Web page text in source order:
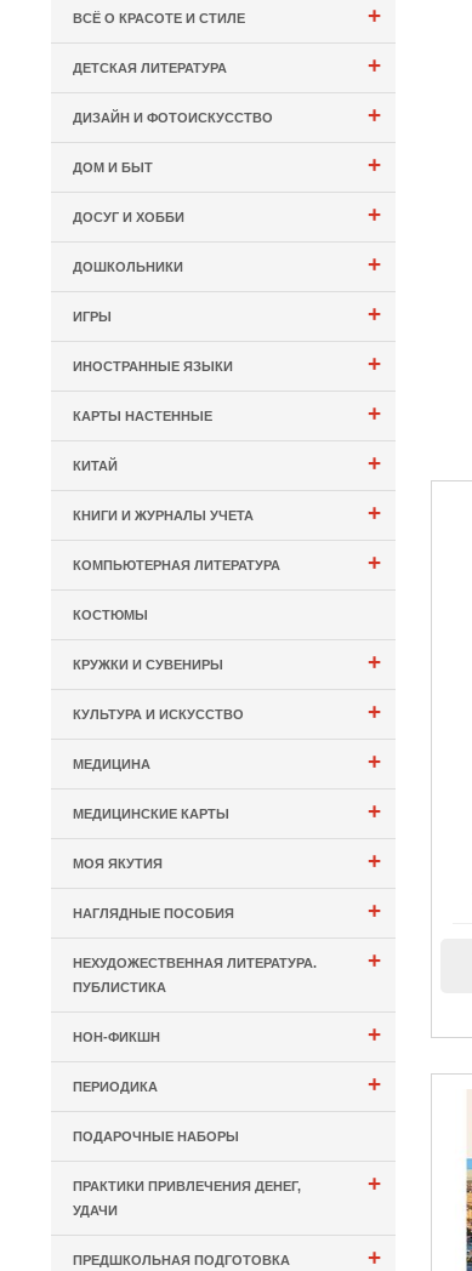
+
ВСЁ О КРАСОТЕ И СТИЛЕ
+
ДЕТСКАЯ ЛИТЕРАТУРА
+
ДИЗАЙН И ФОТОИСКУССТВО
+
ДОМ И БЫТ
+
ДОСУГ И ХОББИ
+
ДОШКОЛЬНИКИ
+
ИГРЫ
+
ИНОСТРАННЫЕ ЯЗЫКИ
+
КАРТЫ НАСТЕННЫЕ
+
КИТАЙ
+
КНИГИ И ЖУРНАЛЫ УЧЕТА
+
КОМПЬЮТЕРНАЯ ЛИТЕРАТУРА
КОСТЮМЫ
+
КРУЖКИ И СУВЕНИРЫ
+
КУЛЬТУРА И ИСКУССТВО
+
МЕДИЦИНА
+
МЕДИЦИНСКИЕ КАРТЫ
+
МОЯ ЯКУТИЯ
+
НАГЛЯДНЫЕ ПОСОБИЯ
+
НЕХУДОЖЕСТВЕННАЯ ЛИТЕРАТУРА.
ПУБЛИСТИКА
+
НОН-ФИКШН
+
ПЕРИОДИКА
ПОДАРОЧНЫЕ НАБОРЫ
+
ПРАКТИКИ ПРИВЛЕЧЕНИЯ ДЕНЕГ,
УДАЧИ
+
ПРЕДШКОЛЬНАЯ ПОДГОТОВКА